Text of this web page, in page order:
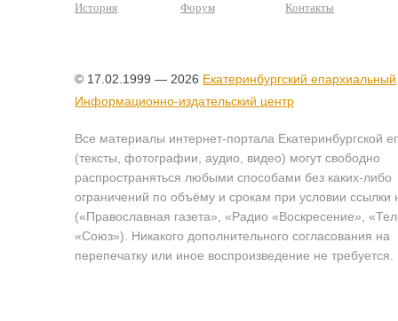
История
Форум
Контакты
© 17.02.1999 — 2026 Екатеринбургский епархиальный
Информационно-издательский центр
Все материалы интернет-портала Екатеринбургской
(тексты, фотографии, аудио, видео) могут свободно
распространяться любыми способами без каких-либо
ограничений по объёму и срокам при условии ссылки
(«Православная газета», «Радио «Воскресение»,
«Союз»). Никакого дополнительного согласования на
перепечатку или иное воспроизведение не требуется.